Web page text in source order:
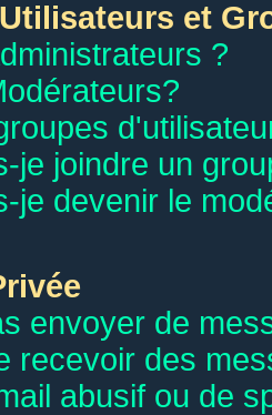
et
?
je joindre un
je devenir le
envoyer de
recevoir des
abusif ou de